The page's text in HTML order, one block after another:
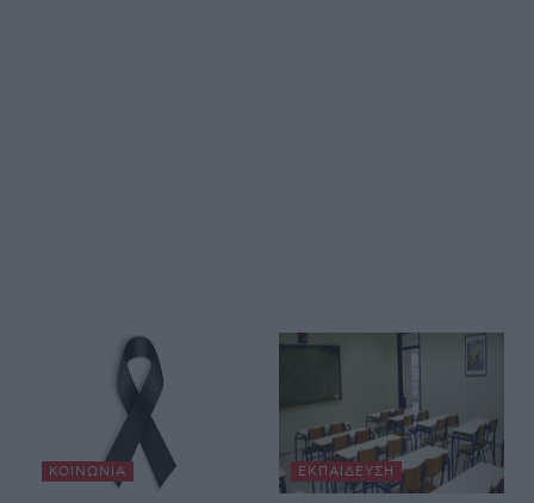
ΚΟΙΝΩΝΊΑ ΕΚΠΑΊΔΕΥΣΗ